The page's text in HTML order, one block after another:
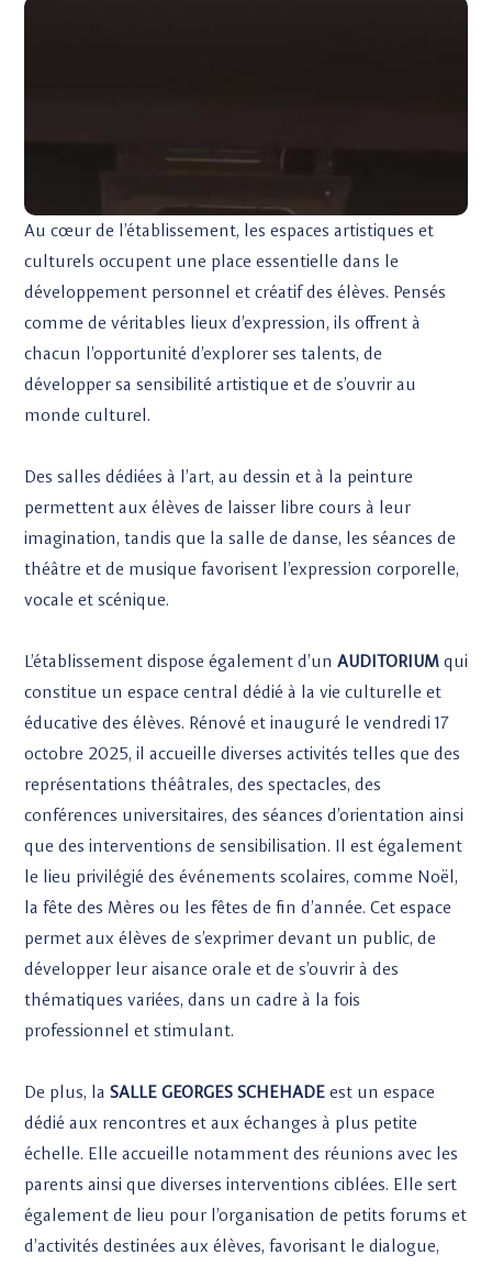
Au cœur de l’établissement, les espaces artistiques et
culturels occupent une place essentielle dans le
développement personnel et créatif des élèves. Pensés
comme de véritables lieux d’expression, ils offrent à
chacun l’opportunité d’explorer ses talents, de
développer sa sensibilité artistique et de s’ouvrir au
monde culturel.
Des salles dédiées à l’art, au dessin et à la peinture
permettent aux élèves de laisser libre cours à leur
imagination, tandis que la salle de danse, les séances de
théâtre et de musique favorisent l’expression corporelle,
vocale et scénique.
L’établissement dispose également d’un AUDITORIUM qui
constitue un espace central dédié à la vie culturelle et
éducative des élèves. Rénové et inauguré le vendredi 17
octobre 2025, il accueille diverses activités telles que des
représentations théâtrales, des spectacles, des
conférences universitaires, des séances d’orientation ainsi
que des interventions de sensibilisation. Il est également
le lieu privilégié des événements scolaires, comme Noël,
la fête des Mères ou les fêtes de fin d’année. Cet espace
permet aux élèves de s’exprimer devant un public, de
développer leur aisance orale et de s’ouvrir à des
thématiques variées, dans un cadre à la fois
professionnel et stimulant.
De plus, la SALLE GEORGES SCHEHADE est un espace
dédié aux rencontres et aux échanges à plus petite
échelle. Elle accueille notamment des réunions avec les
parents ainsi que diverses interventions ciblées. Elle sert
également de lieu pour l’organisation de petits forums et
d’activités destinées aux élèves, favorisant le dialogue,